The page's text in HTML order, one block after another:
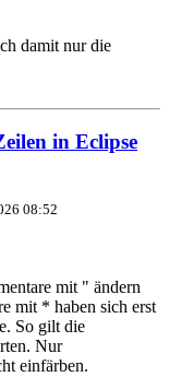
damit nur die
in Eclipse
08:52
mit " ändern
mit * haben sich erst
So gilt die
Nur
einfärben.